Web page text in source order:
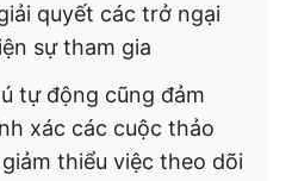
quyết các trở ngại
sự tham gia
tự động cũng đảm
xác các cuộc thảo
thiểu việc theo dõi